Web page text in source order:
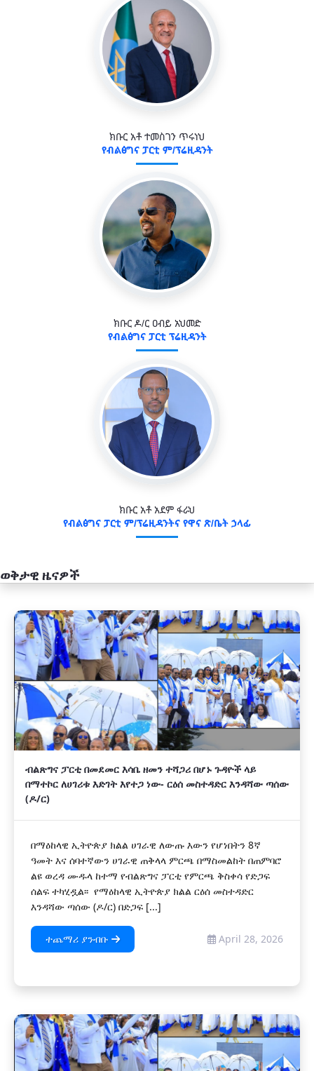
ክቡር አቶ ተመስገን ጥሩነህ
የብልፅግና ፓርቲ ም/ፕሬዚዳንት
ክቡር ዶ/ር ዐብይ አህመድ
የብልፅግና ፓርቲ ፕሬዚዳንት
ክቡር አቶ አደም ፋራህ
የብልፅግና ፓርቲ ም/ፕሬዚዳንትና የዋና ጽ/ቤት ኃላፊ
ወቅታዊ ዜናዎች
አዲስ
ብልጽግና ፓርቲ በመደመር እሳቤ ዘመን ተሻጋሪ በሆኑ ጉዳዮች ላይ
በማተኮር ለሀገሪቱ እድገት እየተጋ ነው- ርዕሰ መስተዳድር እንዳሻው ጣሰው
(ዶ/ር)
በማዕከላዊ ኢትዮጵያ ክልል ሀገራዊ ለውጡ እውን የሆነበትን 8ኛ
ዓመት እና ሰባተኛውን ሀገራዊ ጠቅላላ ምርጫ በማስመልከት በጠምባሮ
ልዩ ወረዳ ሙዱላ ከተማ የብልጽግና ፓርቲ የምርጫ ቅስቀሳ የድጋፍ
ሰልፍ ተካሂዷል፡፡ የማዕከላዊ ኢትዮጵያ ክልል ርዕሰ መስተዳድር
እንዳሻው ጣሰው (ዶ/ር) በድጋፍ [...]
ተጨማሪ ያንብቡ April 28, 2026